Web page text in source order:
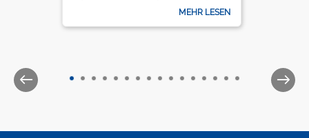
MEHR LESEN